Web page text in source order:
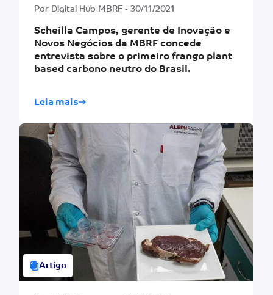
Por Digital Hub MBRF - 30/11/2021
Scheilla Campos, gerente de Inovação e
Novos Negócios da MBRF concede
entrevista sobre o primeiro frango plant
based carbono neutro do Brasil.
Leia mais
Artigo